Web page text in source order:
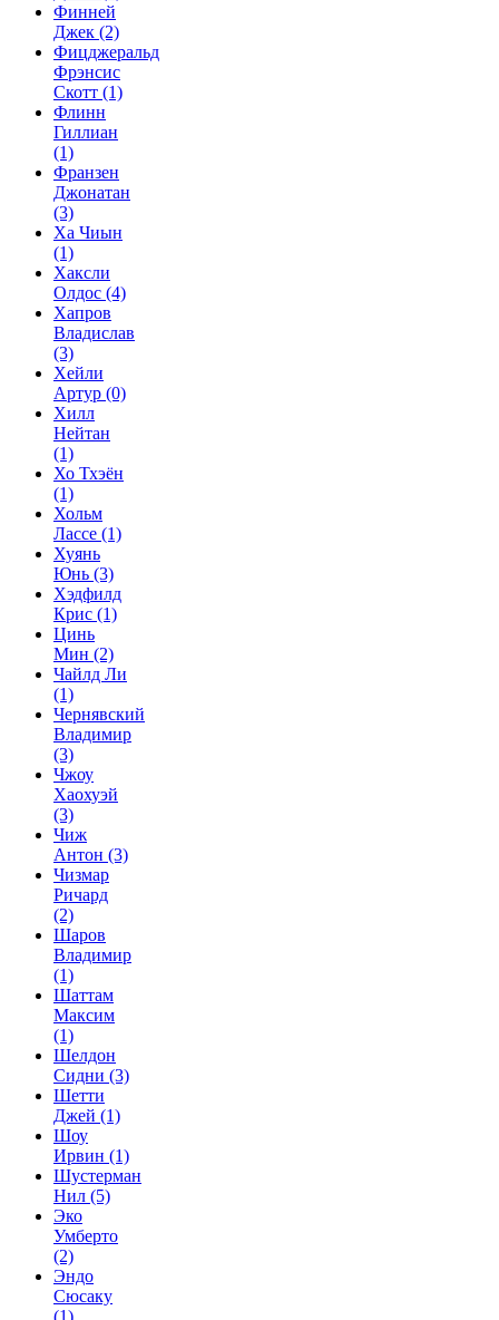
Финней
Джек (2)
Фицджеральд
Фрэнсис
Скотт (1)
Флинн
Гиллиан
(1)
Франзен
Джонатан
(3)
Ха Чиын
(1)
Хаксли
Олдос (4)
Хапров
Владислав
(3)
Хейли
Артур (0)
Хилл
Нейтан
(1)
Хо Тхэён
(1)
Хольм
Лассе (1)
Хуянь
Юнь (3)
Хэдфилд
Крис (1)
Цинь
Мин (2)
Чайлд Ли
(1)
Чернявский
Владимир
(3)
Чжоу
Хаохуэй
(3)
Чиж
Антон (3)
Чизмар
Ричард
(2)
Шаров
Владимир
(1)
Шаттам
Максим
(1)
Шелдон
Сидни (3)
Шетти
Джей (1)
Шоу
Ирвин (1)
Шустерман
Нил (5)
Эко
Умберто
(2)
Эндо
Сюсаку
(1)